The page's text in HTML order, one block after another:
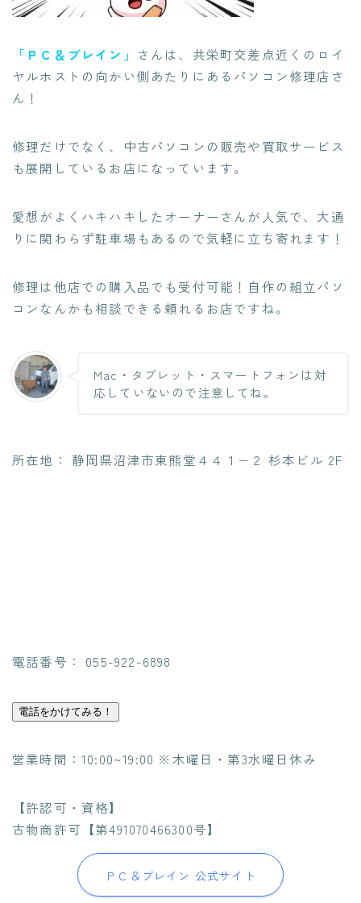
「ＰＣ＆ブレイン」 さんは、共栄町交差点近くのロイ
ヤルホストの向かい側あたりにあるパソコン修理店さ
ん！
修理だけでなく、
中古パソコンの販売や買取サービス
も展開 しているお店になっています。
愛想がよくハキハキしたオーナーさんが人気で、大通
りに関わらず駐車場もあるので気軽に立ち寄れます！
修理は他店での購入品でも受付可能！自作の組立パソ
コンなんかも相談できる頼れるお店ですね。
Mac・タブレット・スマートフォンは対
応していないので注意してね。
所在地： 静岡県沼津市東熊堂４４１−２ 杉本ビル 2F
電話番号： 055-922-6898
電話をかけてみる！
営業時間：10:00~19:00 ※木曜日・第3水曜日休み
【許認可・資格】
古物商許可【第491070466300号】
ＰＣ＆ブレイン 公式サイト